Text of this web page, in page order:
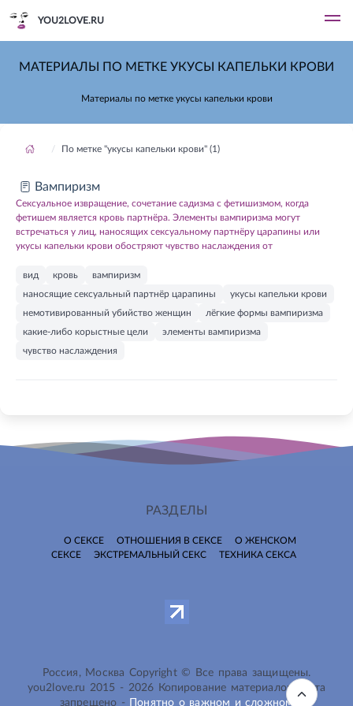
YOU2LOVE.RU
МАТЕРИАЛЫ ПО МЕТКЕ УКУСЫ КАПЕЛЬКИ КРОВИ
Материалы по метке укусы капельки крови
По метке "укусы капельки крови" (1)
Вампиризм
Сексуальное извращение, сочетание садизма с фетишизмом, когда
фетишем является кровь партнёра. Элементы вампиризма могут
встречаться у лиц, наносящих сексуальному партнёру царапины или
укусы капельки крови обостряют чувство наслаждения от
вид кровь
вампиризм
наносящие сексуальный партнёр царапины
укусы капельки крови
немотивированный убийство женщин
лёгкие формы вампиризма
какие-либо корыстные цели
элементы вампиризма
чувство наслаждения
РАЗДЕЛЫ
О СЕКСЕ ОТНОШЕНИЯ В СЕКСЕ
О ЖЕНСКОМ
СЕКСЕ
ЭКСТРЕМАЛЬНЫЙ СЕКС ТЕХНИКА СЕКСА
Россия, Москва Copyright © Все права защищены.
you2love.ru 2015 - 2026 Копирование материалов сайта
запрещено -
Понятно о важном и сложном